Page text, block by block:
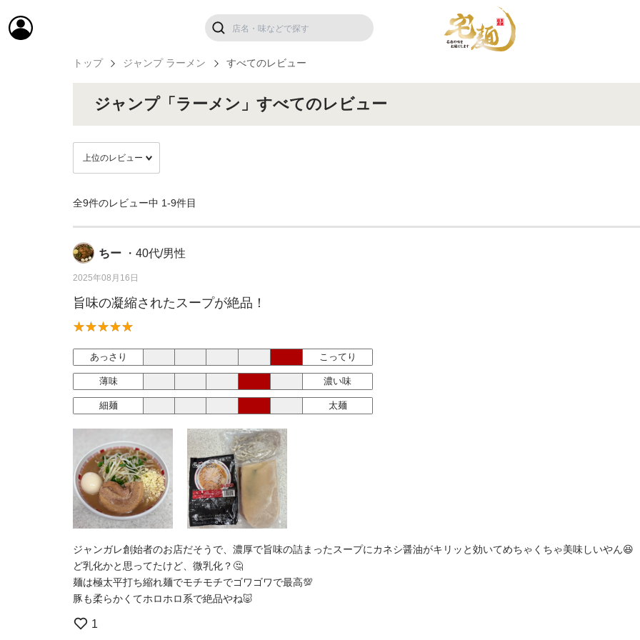
トップ ジャンプ ラーメン すべてのレビュー
ジャンプ「ラーメン」すべてのレビュー
全9件のレビュー中 1-9件目
ちー ・40代/男性
2025年08月16日
旨味の凝縮されたスープが絶品！
あっさり こってり
薄味 濃い味
細麺 太麺
ジャンガレ創始者のお店だそうで、濃厚で旨味の詰まったスープにカネシ醤油がキリッと効いてめちゃくちゃ美味しいやん😆
ど乳化かと思ってたけど、微乳化？🤔
麺は極太平打ち縮れ麺でモチモチでゴワゴワで最高💯
豚も柔らかくてホロホロ系で絶品やね🐷
1